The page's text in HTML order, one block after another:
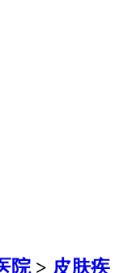
院> 皮肤疾